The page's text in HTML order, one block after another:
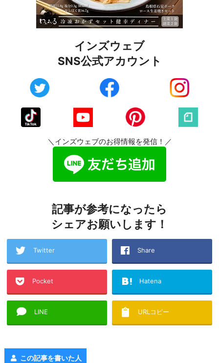
インズウェブ
SNS公式アカウント
＼インズウェブのお得情報を発信！／
記事が参考になったら
シェアお願いします！
Twitter Share
Pocket Hatena
LINE URLコピー
この記事を書いた人